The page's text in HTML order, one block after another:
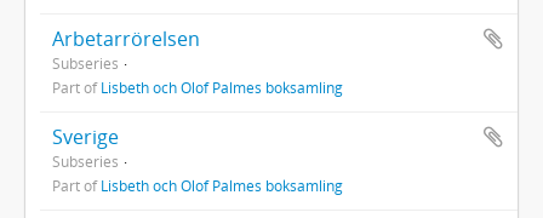
Arbetarrörelsen
Subseries
Part ofLisbeth och Olof Palmes boksamling
Sverige
Subseries
Part ofLisbeth och Olof Palmes boksamling